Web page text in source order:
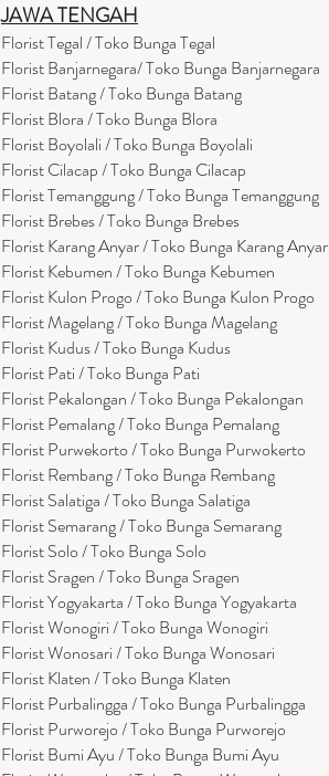
JAWA TENGAH
Florist Tegal / Toko Bunga Tegal
Florist Banjarnegara/ Toko Bunga Banjarnegara
Florist Batang / Toko Bunga Batang
Florist Blora / Toko Bunga Blora
Florist Boyolali / Toko Bunga Boyolali
Florist Cilacap / Toko Bunga Cilacap
Florist Temanggung / Toko Bunga Temanggung
Florist Brebes / Toko Bunga Brebes
Florist Karang Anyar / Toko Bunga Karang Anyar
Florist Kebumen / Toko Bunga Kebumen
Florist Kulon Progo / Toko Bunga Kulon Progo
Florist Magelang / Toko Bunga Magelang
Florist Kudus / Toko Bunga Kudus
Florist Pati / Toko Bunga Pati
Florist Pekalongan / Toko Bunga Pekalongan
Florist Pemalang / Toko Bunga Pemalang
Florist Purwekorto / Toko Bunga Purwokerto
Florist Rembang / Toko Bunga Rembang
Florist Salatiga / Toko Bunga Salatiga
Florist Semarang / Toko Bunga Semarang
Florist Solo / Toko Bunga Solo
Florist Sragen / Toko Bunga Sragen
Florist Yogyakarta / Toko Bunga Yogyakarta
Florist Wonogiri / Toko Bunga Wonogiri
Florist Wonosari / Toko Bunga Wonosari
Florist Klaten / Toko Bunga Klaten
Florist Purbalingga / Toko Bunga Purbalingga
Florist Purworejo / Toko Bunga Purworejo
Florist Bumi Ayu / Toko Bunga Bumi Ayu